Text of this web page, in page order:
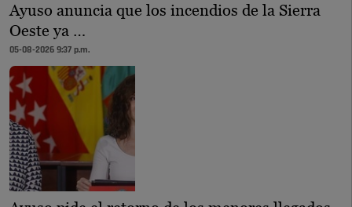
Ayuso anuncia que los incendios de la Sierra
Oeste ya …
05-08-2026 9:37 p.m.